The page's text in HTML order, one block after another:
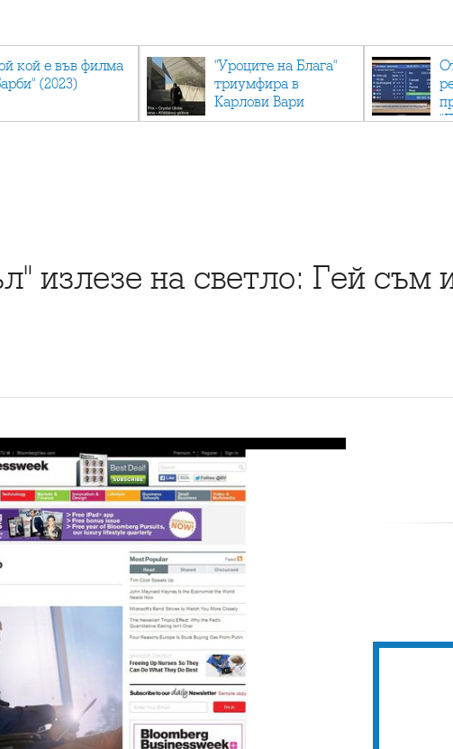
кой е във филма
(2023)
"Уроците на Блага"
триумфира в
Карлови Вари
излезе на светло: Гей съм